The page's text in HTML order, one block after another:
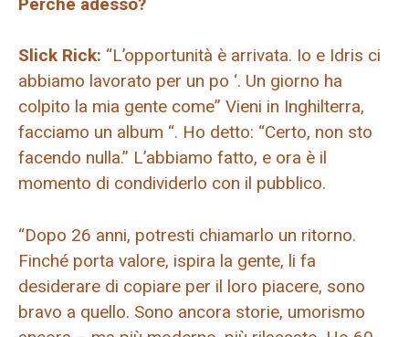
Slick Rick: “L’opportunità è arrivata. Io e Idris ci
abbiamo lavorato per un po ‘. Un giorno ha
colpito la mia gente come” Vieni in Inghilterra,
facciamo un album “. Ho detto: “Certo, non sto
facendo nulla.” L’abbiamo fatto, e ora è il
momento di condividerlo con il pubblico.
“Dopo 26 anni, potresti chiamarlo un ritorno.
Finché porta valore, ispira la gente, li fa
desiderare di copiare per il loro piacere, sono
bravo a quello. Sono ancora storie, umorismo